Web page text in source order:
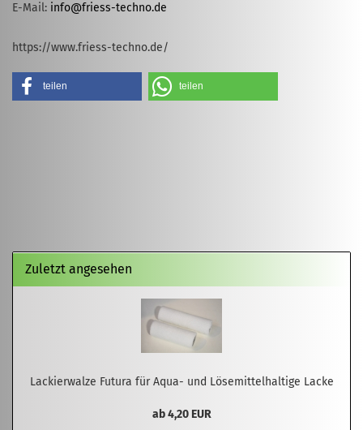
E-Mail: info@friess-techno.de
https://www.friess-techno.de/
teilen teilen
Zuletzt angesehen
Lackierwalze Futura für Aqua- und Lösemittelhaltige Lacke
ab 4,20 EUR